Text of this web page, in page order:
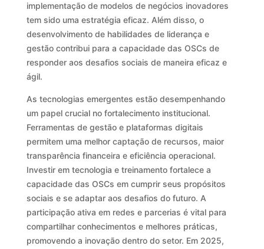
implementação de modelos de negócios inovadores
tem sido uma estratégia eficaz. Além disso, o
desenvolvimento de habilidades de liderança e
gestão contribui para a capacidade das OSCs de
responder aos desafios sociais de maneira eficaz e
ágil.
As tecnologias emergentes estão desempenhando
um papel crucial no fortalecimento institucional.
Ferramentas de gestão e plataformas digitais
permitem uma melhor captação de recursos, maior
transparência financeira e eficiência operacional.
Investir em tecnologia e treinamento fortalece a
capacidade das OSCs em cumprir seus propósitos
sociais e se adaptar aos desafios do futuro. A
participação ativa em redes e parcerias é vital para
compartilhar conhecimentos e melhores práticas,
promovendo a inovação dentro do setor. Em 2025,